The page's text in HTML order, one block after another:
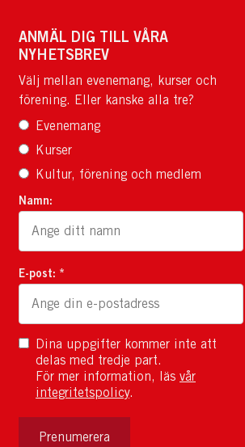
ANMÄL DIG TILL VÅRA
NYHETSBREV
Välj mellan evenemang, kurser och
förening. Eller kanske alla tre?
Evenemang
Kurser
Kultur, förening och medlem
Namn:
E-post: *
Dina uppgifter kommer inte att
delas med tredje part.
För mer information, läs vår
integritetspolicy.
Prenumerera